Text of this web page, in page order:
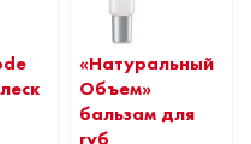
«Натуральный
Объем»
бальзам для
губ